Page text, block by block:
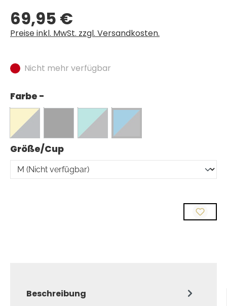
Regulärer Preis:
69,95 €
Preise inkl. MwSt. zzgl. Versandkosten.
Nicht mehr verfügbar
Farbe -
Größe/Cupauswählen
Beschreibung